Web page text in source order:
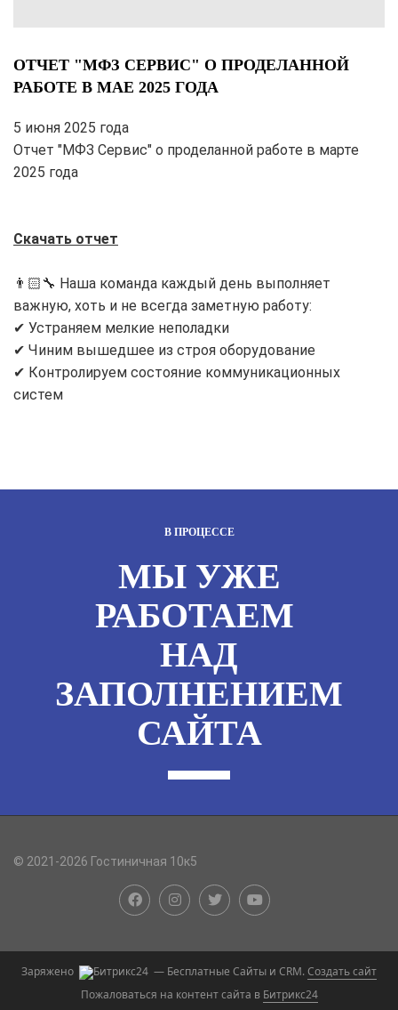
ОТЧЕТ "МФЗ СЕРВИС" О ПРОДЕЛАННОЙ
РАБОТЕ В МАЕ 2025 ГОДА
5 июня 2025 года
Отчет "МФЗ Сервис" о проделанной работе в марте
2025 года
Скачать отчет
👨🏻‍🔧 Наша команда каждый день выполняет
важную, хоть и не всегда заметную работу:
✔ Устраняем мелкие неполадки
✔ Чиним вышедшее из строя оборудование
✔ Контролируем состояние коммуникационных
систем
В ПРОЦЕССЕ
МЫ УЖЕ
РАБОТАЕМ
НАД
ЗАПОЛНЕНИЕМ
САЙТА
© 2021-2026 Гостиничная 10к5
Заряжено — Бесплатные Сайты и CRM.Создать сайт
Пожаловаться на контент cайта в Битрикс24